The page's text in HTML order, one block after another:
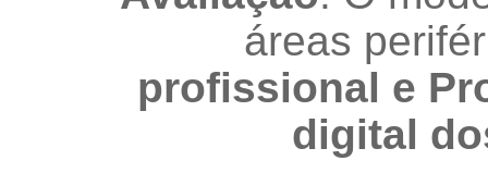
áreas
profissional e
digital